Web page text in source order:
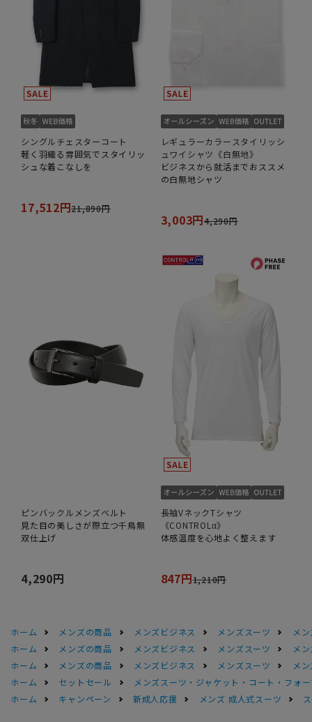
シングルチェスターコート
軽く羽織る雰囲気でスタイリッ
シュな着こなしを
17,512円21,890円
レギュラーカラースタイリッシ
ュワイシャツ《白無地》
ビジネスから就活までおススメ
の白無地シャツ
3,003円4,290円
ピンバックルメンズベルト
見た目の美しさが際立つ千鳥無
双仕上げ
4,290円
長袖VネックTシャツ
《CONTROLα》
体感温度を心地よく整えます
847円1,210円
ホーム メンズの商品 メンズビジネス メンズスーツ
メ
ホーム
メンズの商品 メンズビジネス メンズスーツ
メ
ホーム
メンズの商品 メンズビジネス メンズスーツ
メ
ホーム
セットセール
メンズスーツ・ジャケット・コート・フォ
ホーム
キャンペーン 新成人応援 メンズ 成人式スーツ